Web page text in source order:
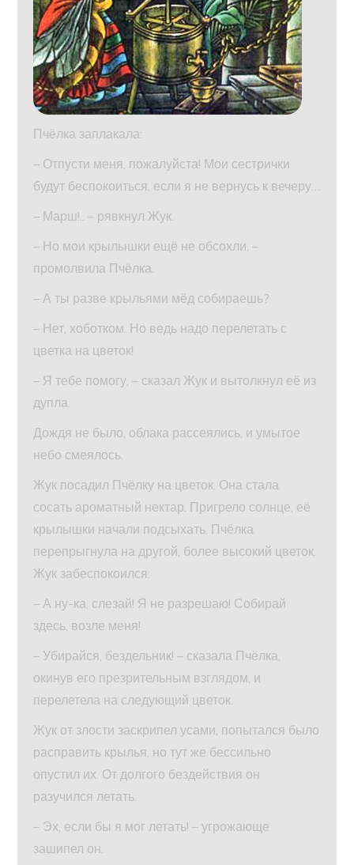
Пчёлка заплакала:
– Отпусти меня, пожалуйста! Мои сестрички
будут беспокоиться, если я не вернусь к вечеру…
– Марш!.. – рявкнул Жук.
– Но мои крылышки ещё не обсохли, –
промолвила Пчёлка.
– А ты разве крыльями мёд собираешь?
– Нет, хоботком. Но ведь надо перелетать с
цветка на цветок!
– Я тебе помогу, – сказал Жук и вытолкнул её из
дупла.
Дождя не было, облака рассеялись, и умытое
небо смеялось.
Жук посадил Пчёлку на цветок. Она стала
сосать ароматный нектар. Пригрело солнце, её
крылышки начали подсыхать. Пчёлка
перепрыгнула на другой, более высокий цветок.
Жук забеспокоился:
– А ну-ка, слезай! Я не разрешаю! Собирай
здесь, возле меня!
– Убирайся, бездельник! – сказала Пчёлка,
окинув его презрительным взглядом, и
перелетела на следующий цветок.
Жук от злости заскрипел усами, попытался было
расправить крылья, но тут же бессильно
опустил их. От долгого бездействия он
разучился летать.
– Эх, если бы я мог летать! – угрожающе
зашипел он.